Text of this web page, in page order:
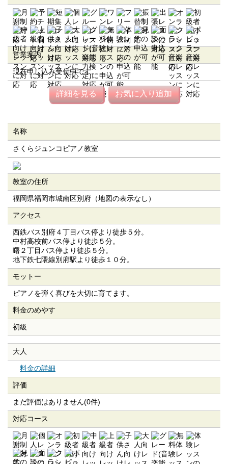
営業案内
現在申し込み受付中です。
詳細を見る お気に入り追加
名称
さくらジュンコピアノ教室
教室の住所
福岡県福岡市城南区別府（地図の表示なし）
アクセス
西鉄バス別府４丁目バス停より徒歩５分。
中村高校前バス停より徒歩５分。
曙２丁目バス停より徒歩５分。
地下鉄七隈線別府駅より徒歩１０分。
モットー
ピアノを弾く喜びを大切に育てます。
料金のめやす
初級
大人
料金の詳細
評価
まだ評価はありません(0件)
対応コース